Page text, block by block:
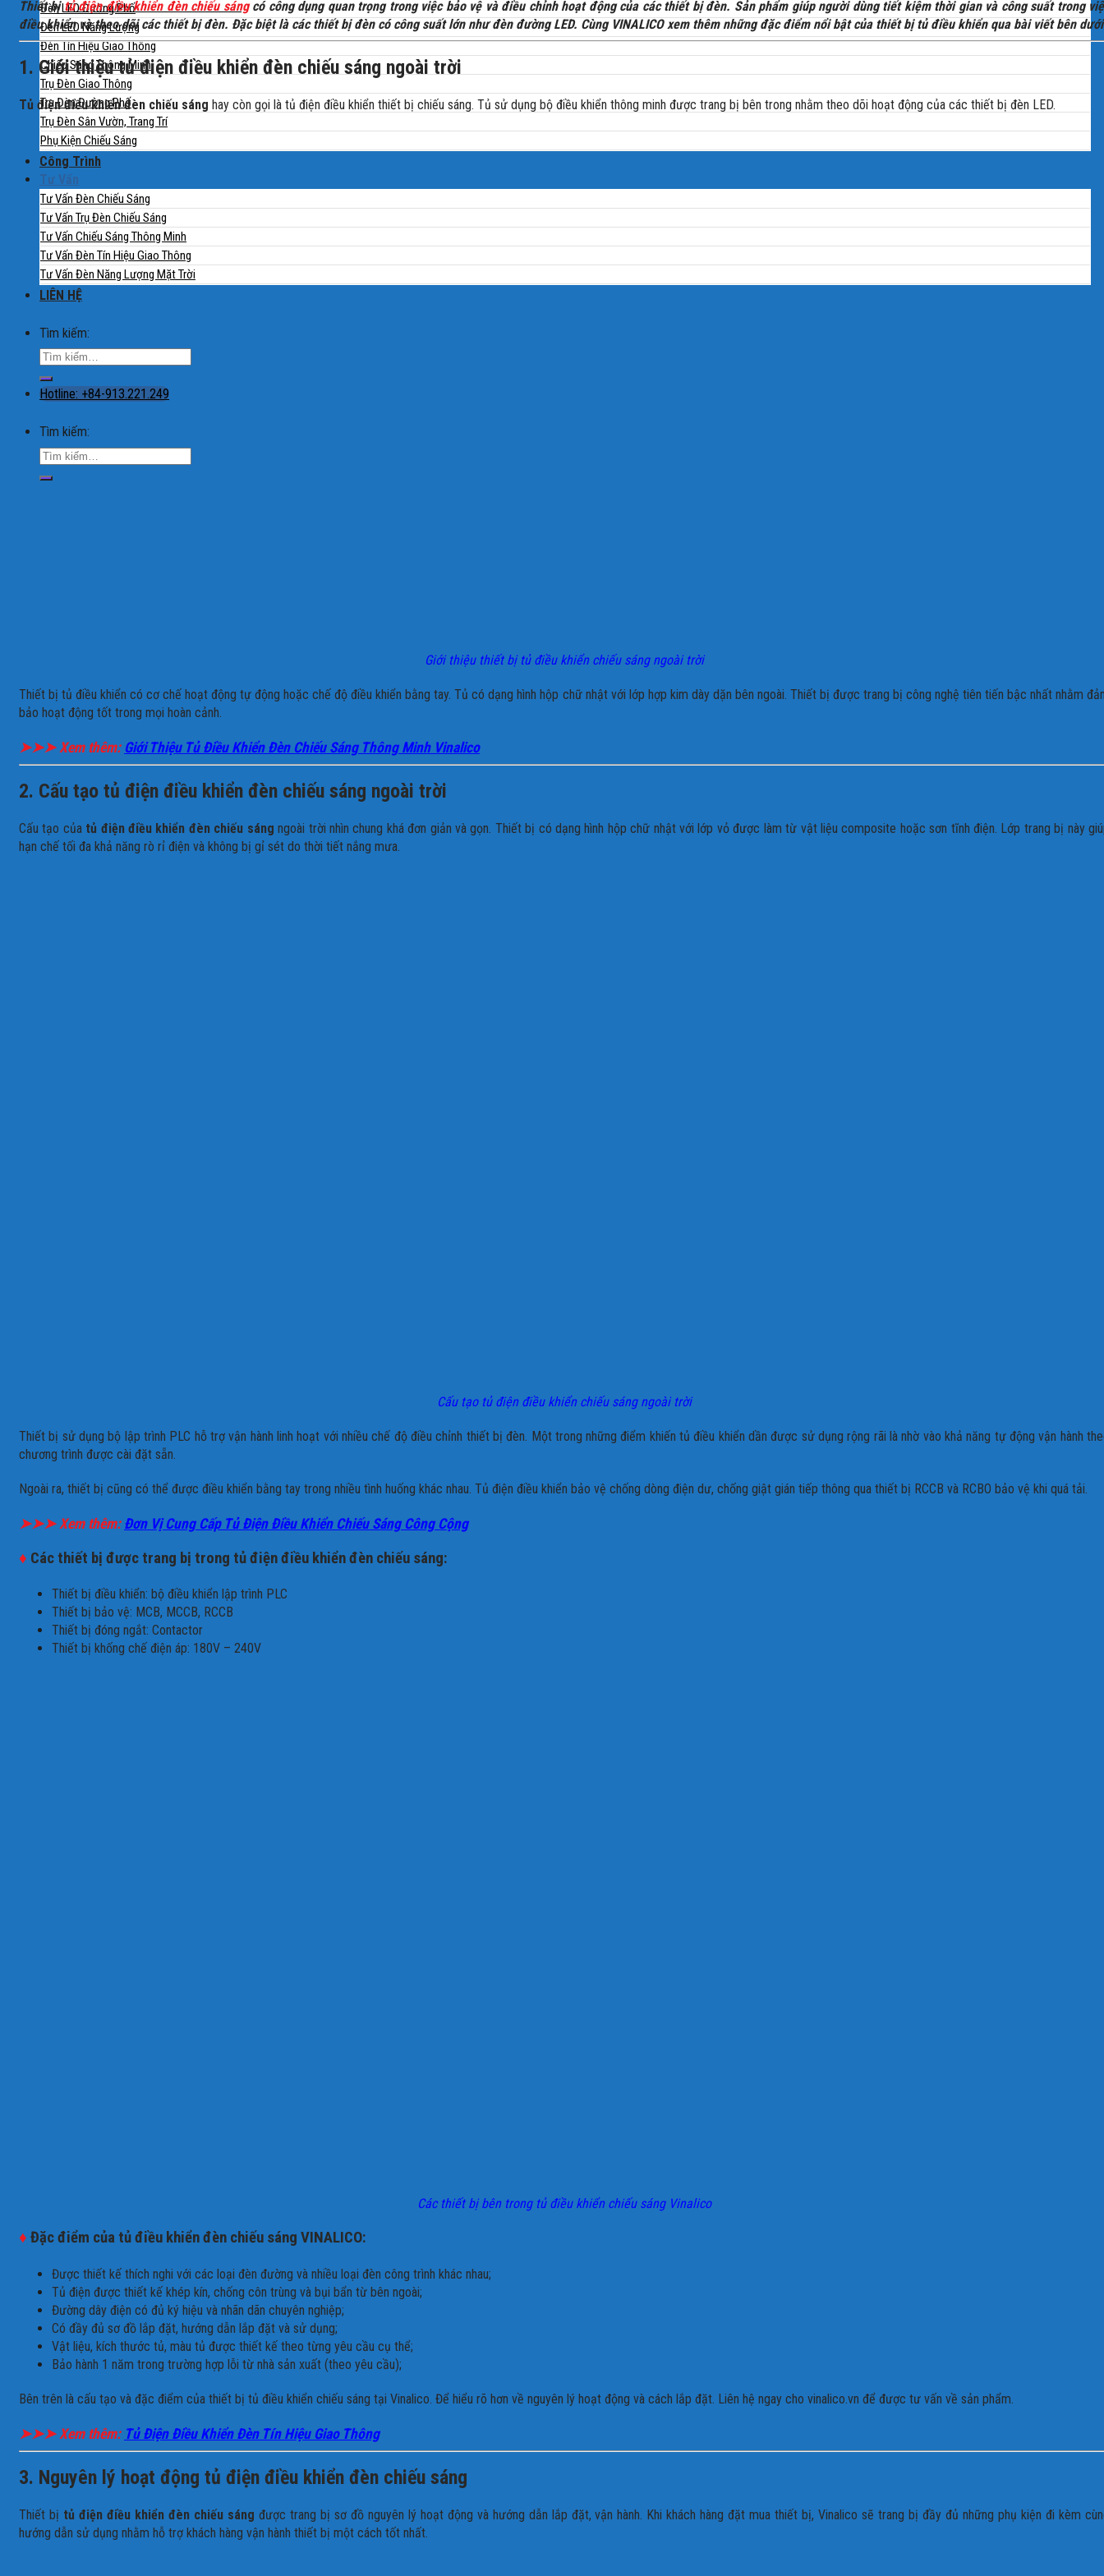
Đèn LED Đường Phố
Đèn LED Năng Lượng
Đèn Tín Hiệu Giao Thông
Chiếu Sáng Thông Minh
Trụ Đèn Giao Thông
Trụ Đèn Đường Phố
Trụ Đèn Sân Vườn, Trang Trí
Phụ Kiện Chiếu Sáng
Công Trình
Tư Vấn
Tư Vấn Đèn Chiếu Sáng
Tư Vấn Trụ Đèn Chiếu Sáng
Tư Vấn Chiếu Sáng Thông Minh
Tư Vấn Đèn Tín Hiệu Giao Thông
Tư Vấn Đèn Năng Lượng Mặt Trời
LIÊN HỆ
Tìm kiếm:
Hotline: +84-913.221.249
Tìm kiếm:
Thiết bịtủ điện điều khiển đèn chiếu sángcó công dụng quan trọng trong việc bảo vệ và điều chỉnh hoạt động của các thiết bị đèn. Sản phẩm giúp người dùng tiết kiệm thời gian và công suất trong
điều khiển và theo dõi các thiết bị đèn. Đặc biệt là các thiết bị đèn có công suất lớn như đèn đường LED. Cùng VINALICO xem thêm những đặc điểm nổi bật của thiết bị tủ điều khiển qua bài viết bên
1. Giới thiệu tủ điện điều khiển đèn chiếu sáng ngoài trời
Tủ điện điều khiển đèn chiếu sáng hay còn gọi là tủ điện điều khiển thiết bị chiếu sáng. Tủ sử dụng bộ điều khiển thông minh được trang bị bên trong nhằm theo dõi hoạt động của các thiết bị đèn LED.
Giới thiệu thiết bị tủ điều khiển chiếu sáng ngoài trời
Thiết bị tủ điều khiển có cơ chế hoạt động tự động hoặc chế độ điều khiển bằng tay. Tủ có dạng hình hộp chữ nhật với lớp hợp kim dày dặn bên ngoài. Thiết bị được trang bị công nghệ tiên tiến bậc nhất nhằm
bảo hoạt động tốt trong mọi hoàn cảnh.
➤➤➤ Xem thêm: Giới Thiệu Tủ Điều Khiển Đèn Chiếu Sáng Thông Minh Vinalico
2. Cấu tạo tủ điện điều khiển đèn chiếu sáng ngoài trời
Cấu tạo của tủ điện điều khiển đèn chiếu sáng ngoài trời nhìn chung khá đơn giản và gọn. Thiết bị có dạng hình hộp chữ nhật với lớp vỏ được làm từ vật liệu composite hoặc sơn tĩnh điện. Lớp trang bị này
hạn chế tối đa khả năng rò rỉ điện và không bị gỉ sét do thời tiết nắng mưa.
Cấu tạo tủ điện điều khiển chiếu sáng ngoài trời
Thiết bị sử dụng bộ lập trình PLC hỗ trợ vận hành linh hoạt với nhiều chế độ điều chỉnh thiết bị đèn. Một trong những điểm khiến tủ điều khiển dần được sử dụng rộng rãi là nhờ vào khả năng tự động vận hành
chương trình được cài đặt sẵn.
Ngoài ra, thiết bị cũng có thể được điều khiển bằng tay trong nhiều tình huống khác nhau. Tủ điện điều khiển bảo vệ chống dòng điện dư, chống giật gián tiếp thông qua thiết bị RCCB và RCBO bảo vệ khi quá tải.
➤➤➤ Xem thêm: Đơn Vị Cung Cấp Tủ Điện Điều Khiển Chiếu Sáng Công Cộng
♦ Các thiết bị được trang bị trong tủ điện điều khiển đèn chiếu sáng:
Thiết bị điều khiển: bộ điều khiển lập trình PLC
Thiết bị bảo vệ: MCB, MCCB, RCCB
Thiết bị đóng ngắt: Contactor
Thiết bị khống chế điện áp: 180V – 240V
Các thiết bị bên trong tủ điều khiển chiếu sáng Vinalico
♦ Đặc điểm của tủ điều khiển đèn chiếu sáng VINALICO:
Được thiết kế thích nghi với các loại đèn đường và nhiều loại đèn công trình khác nhau;
Tủ điện được thiết kế khép kín, chống côn trùng và bụi bẩn từ bên ngoài;
Đường dây điện có đủ ký hiệu và nhãn dãn chuyên nghiệp;
Có đầy đủ sơ đồ lắp đặt, hướng dẫn lắp đặt và sử dụng;
Vật liệu, kích thước tủ, màu tủ được thiết kế theo từng yêu cầu cụ thể;
Bảo hành 1 năm trong trường hợp lỗi từ nhà sản xuất (theo yêu cầu);
Bên trên là cấu tạo và đặc điểm của thiết bị tủ điều khiển chiếu sáng tại Vinalico. Để hiểu rõ hơn về nguyên lý hoạt động và cách lắp đặt. Liên hệ ngay cho vinalico.vn để được tư vấn về sản phẩm.
➤➤➤ Xem thêm: Tủ Điện Điều Khiển Đèn Tín Hiệu Giao Thông
3. Nguyên lý hoạt động tủ điện điều khiển đèn chiếu sáng
Thiết bị tủ điện điều khiển đèn chiếu sáng được trang bị sơ đồ nguyên lý hoạt động và hướng dẫn lắp đặt, vận hành. Khi khách hàng đặt mua thiết bị, Vinalico sẽ trang bị đầy đủ những phụ kiện đi kèm
hướng dẫn sử dụng nhằm hỗ trợ khách hàng vận hành thiết bị một cách tốt nhất.